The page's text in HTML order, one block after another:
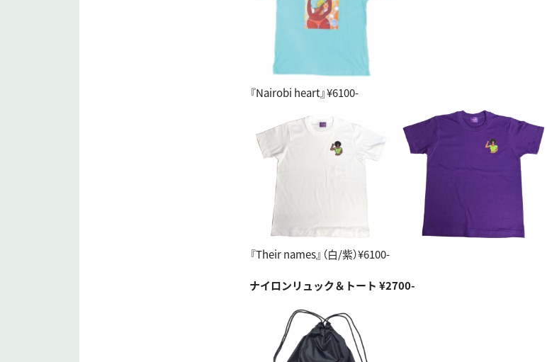
『Nairobi heart』¥6100-
『Their names』（白/紫）¥6100-
ナイロンリュック＆トート ¥2700-